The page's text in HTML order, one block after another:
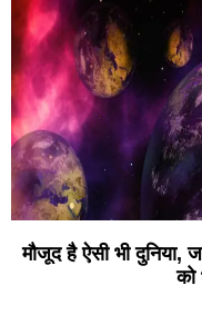
मौजूद है ऐसी भी दुनिया,
को